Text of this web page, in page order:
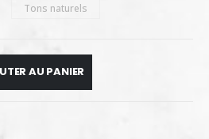
Tons naturels
AU PANIER